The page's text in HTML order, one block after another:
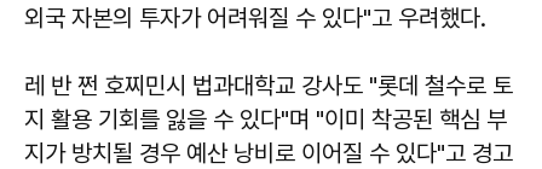
외국 자본의 투자가 어려워질 수 있다"고 우려했다.
레 반 쩐 호찌민시 법과대학교 강사도 "롯데 철수로 토
지 활용 기회를 잃을 수 있다"며 "이미 착공된 핵심 부
지가 방치될 경우 예산 낭비로 이어질 수 있다"고 경고